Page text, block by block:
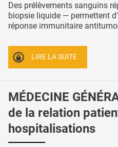
Des prélèvements sanguins
biopsie liquide — permettent
réponse immunitaire
LIRE LA SUITE
MÉDECINE
de la relation
hospitalisations